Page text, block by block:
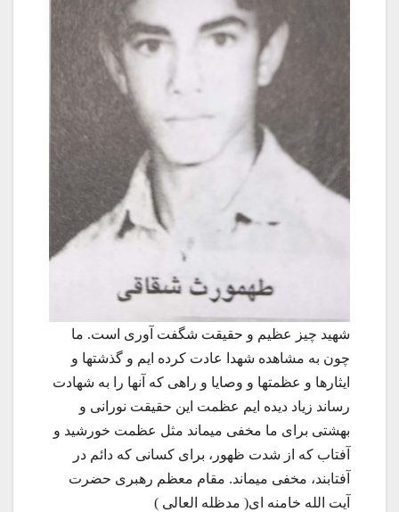
شهید چیز عظیم و حقیقت شگفت آوری است. ما
چون به مشاهده شهدا عادت کرده ایم و گذشتها و
ایثارها و عظمتها و وصایا و راهی که آنها را به شهادت
رساند زیاد دیده ایم عظمت این حقیقت نورانی و
بهشتی برای ما مخفی میماند مثل عظمت خورشید و
آفتاب که از شدت ظهور، برای کسانی که دائم در
آفتابند، مخفی میماند. مقام معظم رهبری حضرت
آیت الله خامنه ای( مدظله العالی )